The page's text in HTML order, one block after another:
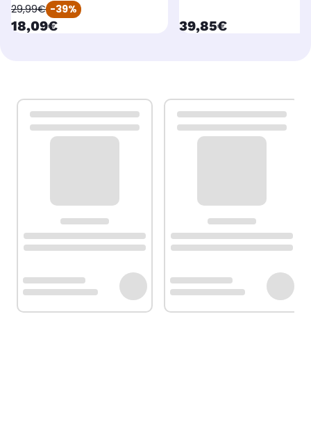
oldPrice
29,99€ -39%
currentPrice
18,09€ currentPrice
39,85€